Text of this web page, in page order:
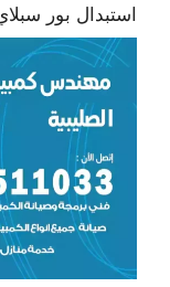
استبدال بور